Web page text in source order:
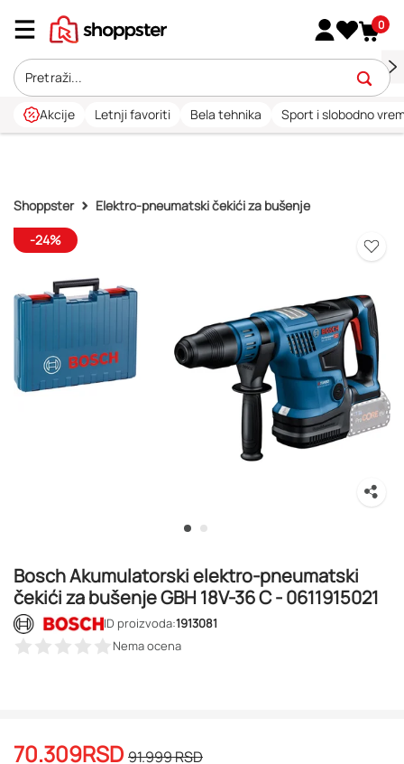
0
Akcije Letnji favoriti Bela tehnika Sport i slobodno
Shoppster
Elektro-pneumatski čekići za bušenje
-24%
Bosch Akumulatorski elektro-pneumatski
čekići za bušenje GBH 18V-36 C - 0611915021
ID proizvoda:1913081
Nema ocena
70.309RSD 91.999RSD